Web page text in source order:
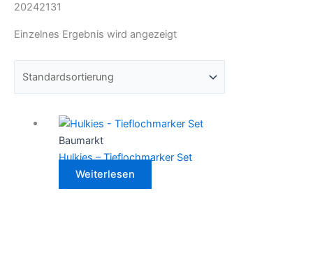
20242131
Einzelnes Ergebnis wird angezeigt
Baumarkt
Hulkies – Tieflochmarker Set
Weiterlesen